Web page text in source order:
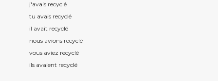
j'avais recyclé
tu avais recyclé
il avait recyclé
nous avions recyclé
vous aviez recyclé
ils avaient recyclé